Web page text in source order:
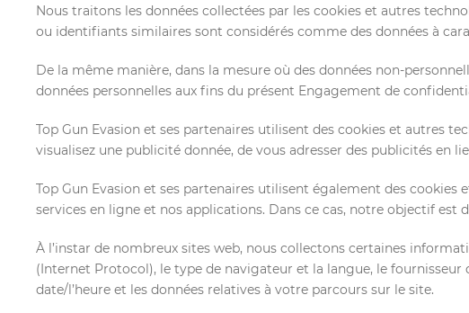
Nous traitons les données collectées par les cookies et autres
ou identifiants similaires sont considérés comme des données à
De la même manière, dans la mesure où des données non-
données personnelles aux fins du présent Engagement de
Top Gun Evasion et ses partenaires utilisent des cookies et autres
visualisez une publicité donnée, de vous adresser des publicités en
Top Gun Evasion et ses partenaires utilisent également des
services en ligne et nos applications. Dans ce cas, notre objectif
À l’instar de nombreux sites web, nous collectons certaines
(Internet Protocol), le type de navigateur et la langue, le fournisseur
date/l’heure et les données relatives à votre parcours sur le site.